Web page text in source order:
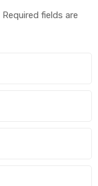
Required fields are